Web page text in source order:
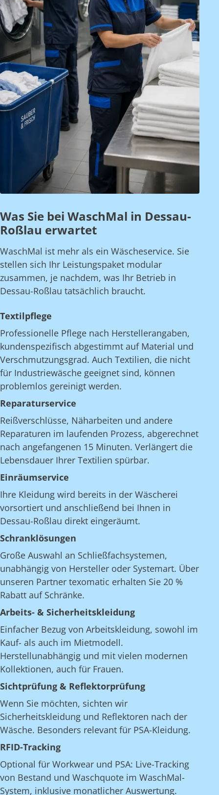
Was Sie bei WaschMal in Dessau-
Roßlau erwartet
WaschMal ist mehr als ein Wäscheservice. Sie
stellen sich Ihr Leistungspaket modular
zusammen, je nachdem, was Ihr Betrieb in
Dessau-Roßlau tatsächlich braucht.
Textilpflege
Professionelle Pflege nach Herstellerangaben,
kundenspezifisch abgestimmt auf Material und
Verschmutzungsgrad. Auch Textilien, die nicht
für Industriewäsche geeignet sind, können
problemlos gereinigt werden.
Reparaturservice
Reißverschlüsse, Näharbeiten und andere
Reparaturen im laufenden Prozess, abgerechnet
nach angefangenen 15 Minuten. Verlängert die
Lebensdauer Ihrer Textilien spürbar.
Einräumservice
Ihre Kleidung wird bereits in der Wäscherei
vorsortiert und anschließend bei Ihnen in
Dessau-Roßlau direkt eingeräumt.
Schranklösungen
Große Auswahl an Schließfachsystemen,
unabhängig von Hersteller oder Systemart. Über
unseren Partner texomatic erhalten Sie 20 %
Rabatt auf Schränke.
Arbeits- & Sicherheitskleidung
Einfacher Bezug von Arbeitskleidung, sowohl im
Kauf- als auch im Mietmodell.
Herstellunabhängig und mit vielen modernen
Kollektionen, auch für Frauen.
Sichtprüfung & Reflektorprüfung
Wenn Sie möchten, sichten wir
Sicherheitskleidung und Reflektoren nach der
Wäsche. Besonders relevant für PSA-Kleidung.
RFID-Tracking
Optional für Workwear und PSA: Live-Tracking
von Bestand und Waschquote im WaschMal-
System, inklusive monatlicher Auswertung.